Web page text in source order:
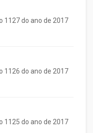
1127 do ano de 2017
1126 do ano de 2017
1125 do ano de 2017